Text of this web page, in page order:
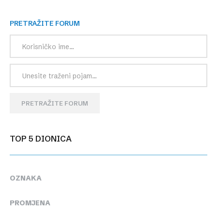
PRETRAŽITE FORUM
PRETRAŽITE FORUM
TOP 5 DIONICA
OZNAKA
PROMJENA